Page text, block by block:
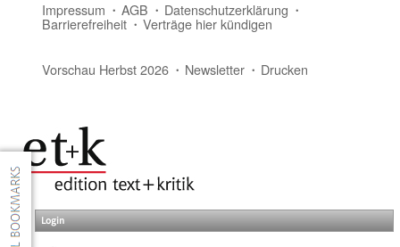
Impressum AGB Datenschutzerklärung
Barrierefreiheit Verträge hier kündigen
Vorschau Herbst 2026 Newsletter Drucken
Login